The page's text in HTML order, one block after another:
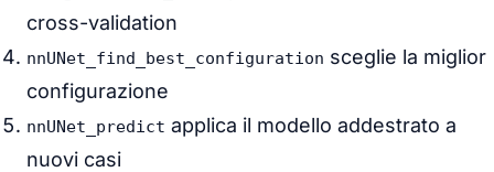
cross-validation
nnUNet_find_best_configuration sceglie la miglior
configurazione
nnUNet_predict applica il modello addestrato a
nuovi casi